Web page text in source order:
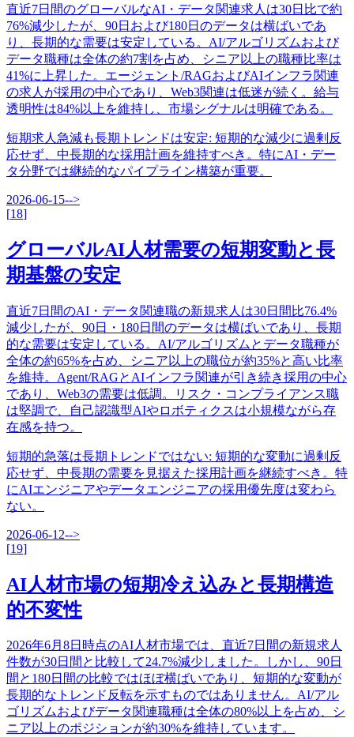
直近7日間のグローバルなAI・データ関連求人は30日比で約
76%減少したが、90日および180日のデータは横ばいであ
り、長期的な需要は安定している。AI/アルゴリズムおよび
データ職種は全体の約7割を占め、シニア以上の職種比率は
41%に上昇した。エージェント/RAGおよびAIインフラ関連
の求人が採用の中心であり、Web3関連は低迷が続く。給与
透明性は84%以上を維持し、市場シグナルは明確である。
短期求人急減も長期トレンドは安定: 短期的な減少に過剰反
応せず、中長期的な採用計画を維持すべき。特にAI・デー
タ分野では継続的なパイプライン構築が重要。
2026-06-15-->
[18]
グローバルAI人材需要の短期変動と長
期基盤の安定
直近7日間のAI・データ関連職の新規求人は30日間比76.4%
減少したが、90日・180日間のデータは横ばいであり、長期
的な需要は安定している。AI/アルゴリズムとデータ職種が
全体の約65%を占め、シニア以上の職位が約35%と高い比率
を維持。Agent/RAGとAIインフラ関連が引き続き採用の中心
であり、Web3の需要は低調。リスク・コンプライアンス職
は堅調で、自己認識型AIやロボティクスは小規模ながら存
在感を持つ。
短期的急落は長期トレンドではない: 短期的な変動に過剰反
応せず、中長期の需要を見据えた採用計画を継続すべき。特
にAIエンジニアやデータエンジニアの採用優先度は変わら
ない。
2026-06-12-->
[19]
AI人材市場の短期冷え込みと長期構造
的不変性
2026年6月8日時点のAI人材市場では、直近7日間の新規求人
件数が30日間と比較して24.7%減少しました。しかし、90日
間と180日間の比較ではほぼ横ばいであり、短期的な変動が
長期的なトレンド反転を示すものではありません。AI/アル
ゴリズムおよびデータ関連職種は全体の80%以上を占め、シ
ニア以上のポジションが約30%を維持しています。